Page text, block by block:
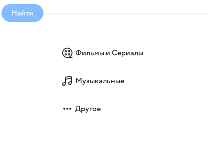
Найти
Фильмы и Сериалы
Музыкальные
Другое